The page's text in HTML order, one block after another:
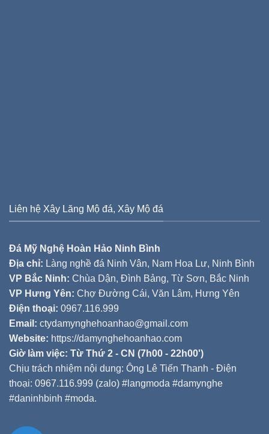
Liên hệ Xây Lăng Mộ đá, Xây Mộ đá
Đá Mỹ Nghệ Hoàn Hảo Ninh Bình
Địa chỉ: Làng nghề đá Ninh Vân, Nam Hoa Lư, Ninh Bình
VP Bắc Ninh: Chùa Dận, Đình Bảng, Từ Sơn, Bắc Ninh
VP Hưng Yên: Chợ Đường Cái, Văn Lâm, Hưng Yên
Điện thoại: 0967.116.999
Email: ctydamynghehoanhao@gmail.com
Website: https://damynghehoanhao.com
Giờ làm việc: Từ Thứ 2 - CN (7h00 - 22h00')
Chịu trách nhiệm nội dung: Ông Lê Tiến Thanh - Điện
thoại: 0967.116.999 (zalo) #langmoda #damynghe
#daninhbinh #moda.